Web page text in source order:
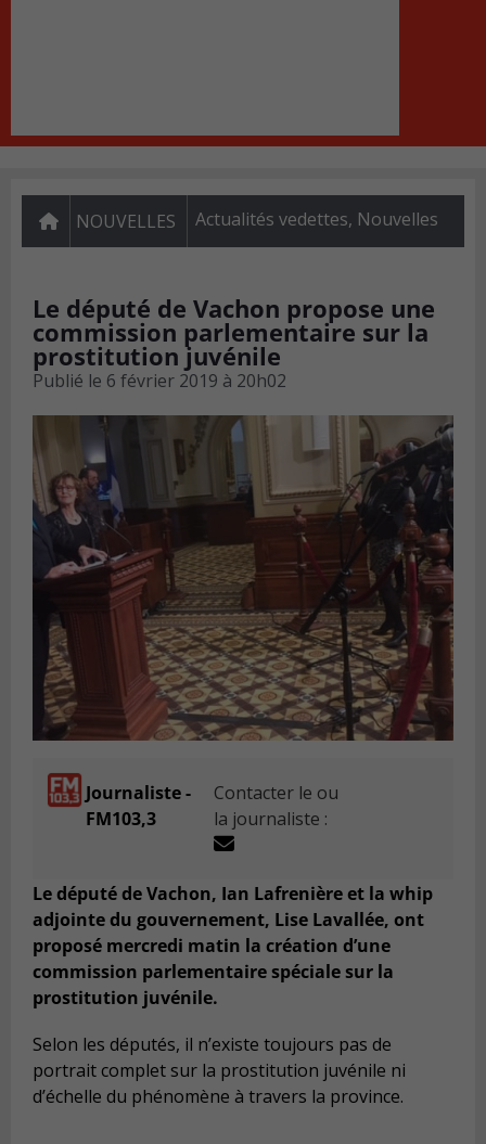
NOUVELLES Actualités vedettes, Nouvelles
Le député de Vachon propose une
commission parlementaire sur la
prostitution juvénile
Publié le 6 février 2019 à 20h02
Journaliste -
FM103,3
Contacter le ou
la journaliste :
Le député de Vachon, Ian Lafrenière et la whip
adjointe du gouvernement, Lise Lavallée, ont
proposé mercredi matin la création d’une
commission parlementaire spéciale sur la
prostitution juvénile.
Selon les députés, il n’existe toujours pas de
portrait complet sur la prostitution juvénile ni
d’échelle du phénomène à travers la province.